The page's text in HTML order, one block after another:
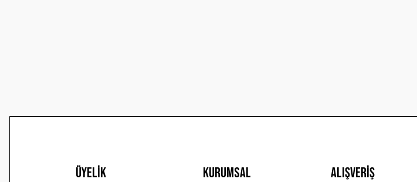
Üyelik Kurumsal Alışveriş